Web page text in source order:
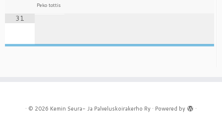
Peko tottis
31
· © 2026 Kemin Seura- Ja Palveluskoirakerho Ry · Powered by
·